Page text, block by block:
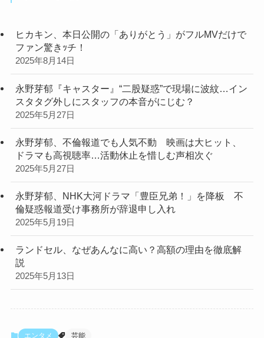
ヒカキン、本日公開の「ありがとう」がフルMVだけで
ファン驚きｯチ！
2025年8月14日
永野芽郁『キャスター』“二股疑惑”で現場に波紋…イン
スタタグ外しにスタッフの本音がにじむ？
2025年5月27日
永野芽郁、不倫報道でも人気不動 映画は大ヒット、
ドラマも高視聴率…活動休止を惜しむ声相次ぐ
2025年5月27日
永野芽郁、NHK大河ドラマ「豊臣兄弟！」を降板 不
倫疑惑報道受け事務所が辞退申し入れ
2025年5月19日
ランドセル、なぜあんなに高い？高額の理由を徹底解
説
2025年5月13日
エンタメ 芸能